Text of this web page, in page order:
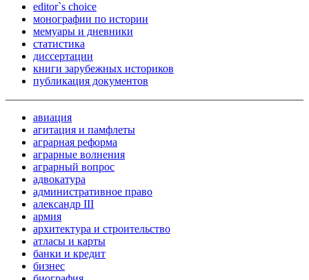
editor`s choice
монографии по истории
мемуары и дневники
статистика
диссертации
книги зарубежных историков
публикация документов
авиация
агитация и памфлеты
аграрная реформа
аграрные волнения
аграрный вопрос
адвокатура
административное право
александр III
армия
архитектура и строительство
атласы и карты
банки и кредит
бизнес